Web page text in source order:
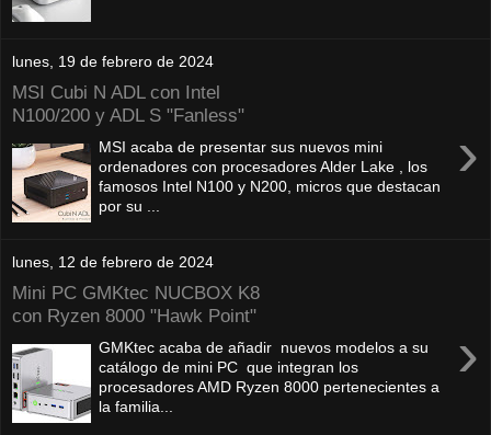
lunes, 19 de febrero de 2024
MSI Cubi N ADL con Intel
N100/200 y ADL S "Fanless"
›
MSI acaba de presentar sus nuevos mini
ordenadores con procesadores Alder Lake , los
famosos Intel N100 y N200, micros que destacan
por su ...
lunes, 12 de febrero de 2024
Mini PC GMKtec NUCBOX K8
con Ryzen 8000 "Hawk Point"
›
GMKtec acaba de añadir nuevos modelos a su
catálogo de mini PC que integran los
procesadores AMD Ryzen 8000 pertenecientes a
la familia...